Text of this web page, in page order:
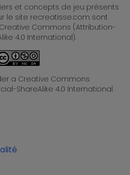
et concepts de jeu présents
le site recreatisse.com sont
Commons (Attribution-
4.0 International).
a Creative Commons
ShareAlike 4.0 International